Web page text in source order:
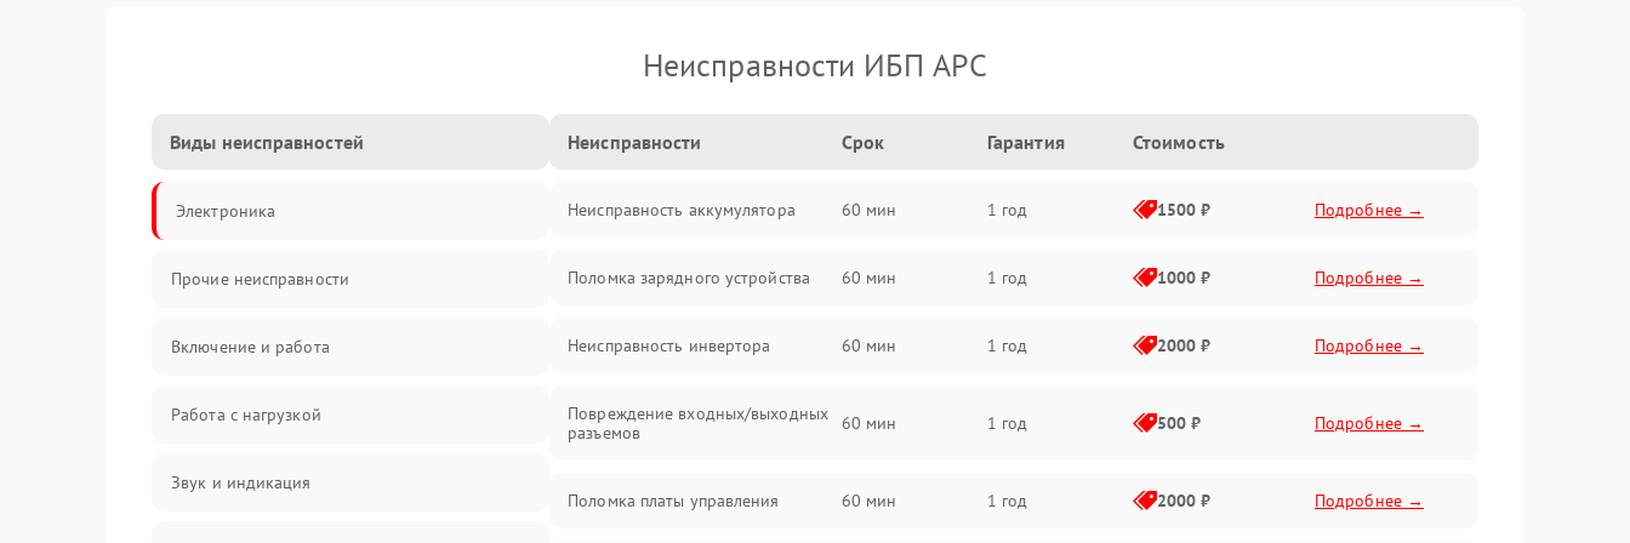
Неисправности ИБП APC
Виды неисправностей
Электроника
Прочие неисправности
Включение и работа
Работа с нагрузкой
Звук и индикация
Неисправности Срок Гарантия Стоимость
Неисправность аккумулятора 60 мин 1 год 1500 ₽ Подробнее →
Поломка зарядного устройства 60 мин 1 год 1000 ₽ Подробнее →
Неисправность инвертора 60 мин 1 год 2000 ₽ Подробнее →
Повреждение входных/выходных
разъемов
60 мин 1 год 500 ₽ Подробнее →
Поломка платы управления 60 мин 1 год 2000 ₽ Подробнее →